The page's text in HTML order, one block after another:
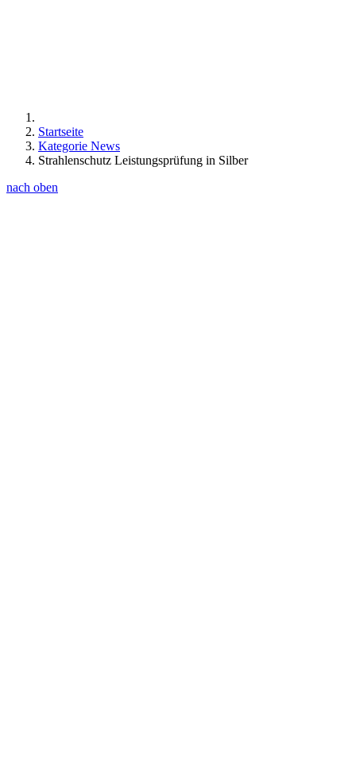
Startseite
Kategorie News
Strahlenschutz Leistungsprüfung in Silber
nach oben